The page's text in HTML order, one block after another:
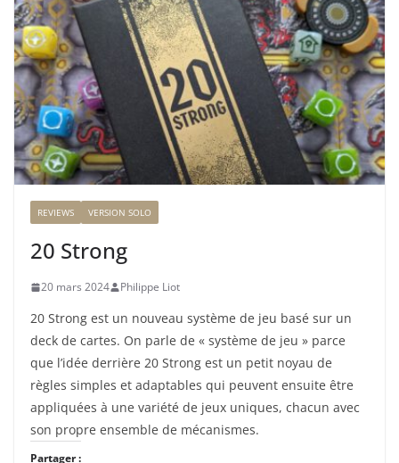
REVIEWS VERSION SOLO
20 Strong
20 mars 2024 Philippe Liot
20 Strong est un nouveau système de jeu basé sur un
deck de cartes. On parle de « système de jeu » parce
que l’idée derrière 20 Strong est un petit noyau de
règles simples et adaptables qui peuvent ensuite être
appliquées à une variété de jeux uniques, chacun avec
son propre ensemble de mécanismes.
Partager :